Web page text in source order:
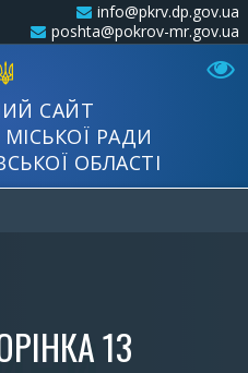
info@pkrv.dp.gov.ua
poshta@pokrov-mr.gov.ua
САЙТ
РАДИ
ОБЛАСТІ
13